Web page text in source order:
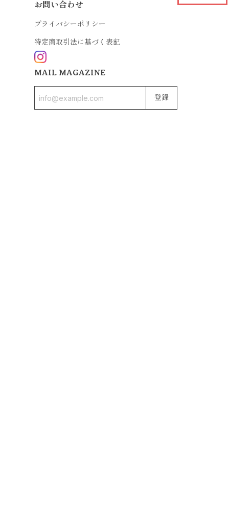
お問い合わせ
プライバシーポリシー
特定商取引法に基づく表記
MAIL MAGAZINE
登録